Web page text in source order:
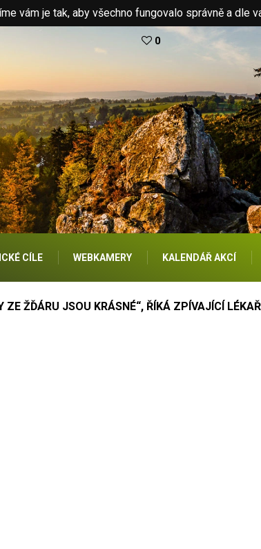
vám je tak, aby všechno fungovalo správně a dle
0
CÍLE WEBKAMERY KALENDÁŘ AKCÍ
ZE ŽĎÁRU JSOU KRÁSNÉ“, ŘÍKÁ ZPÍVAJÍCÍ